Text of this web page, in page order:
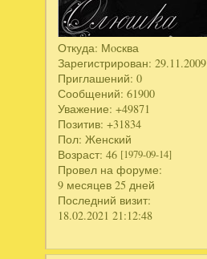
Откуда: Мoсква
Зарегистрирован: 29.11.2009
Приглашений: 0
Сообщений: 61900
Уважение: +49871
Позитив: +31834
Пол: Женский
Возраст: 46 [1979-09-14]
Провел на форуме:
9 месяцев 25 дней
Последний визит:
18.02.2021 21:12:48